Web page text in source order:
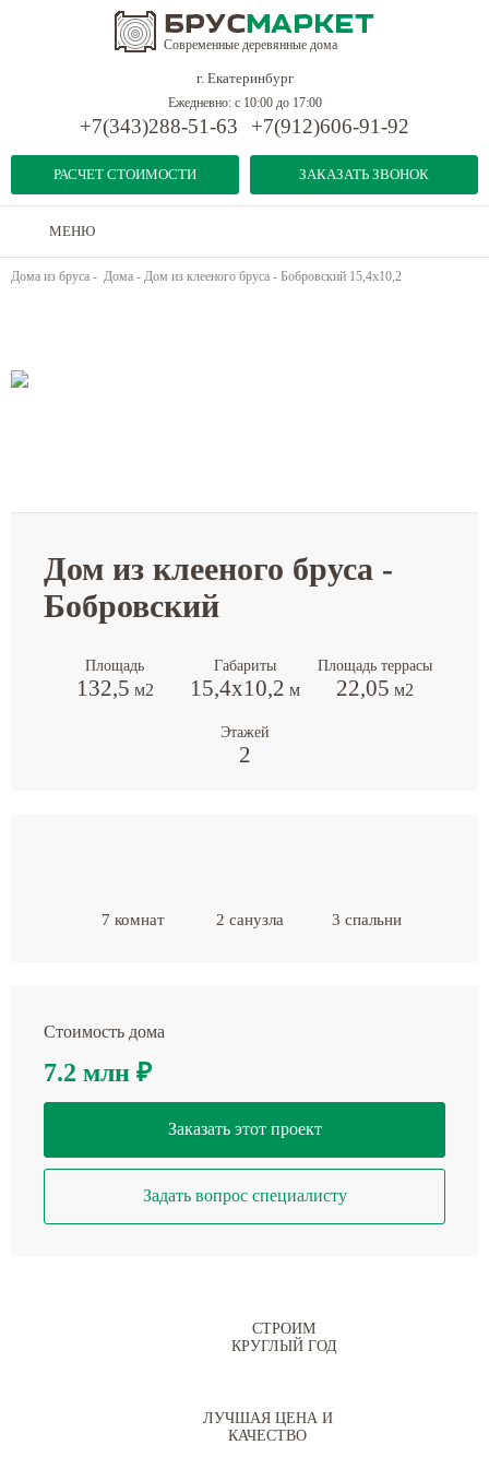
Современные деревянные дома
г. Екатеринбург
РАСЧЕТ СТОИМОСТИ
Ежедневно: с 10:00 до 17:00
+7(343)288-51-63 +7(912)606-91-92
ЗАКАЗАТЬ ЗВОНОК
МЕНЮ
Дома из бруса - Дома - Дом из клееного бруса - Бобровский 15,4х10,2
Дом из клееного бруса -
Бобровский
Площадь
132,5 м2
Габариты
15,4х10,2 м
Площадь террасы
22,05 м2
Этажей
2
7 комнат 2 санузла 3 спальни
Стоимость дома
7.2 млн ₽
Заказать этот проект
Задать вопрос специалисту
СТРОИМ
КРУГЛЫЙ ГОД
ЛУЧШАЯ ЦЕНА И
КАЧЕСТВО